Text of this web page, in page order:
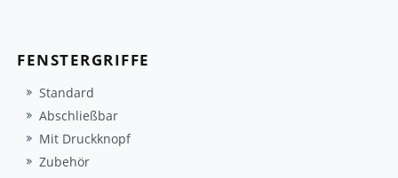
FENSTERGRIFFE
Standard
Abschließbar
Mit Druckknopf
Zubehör